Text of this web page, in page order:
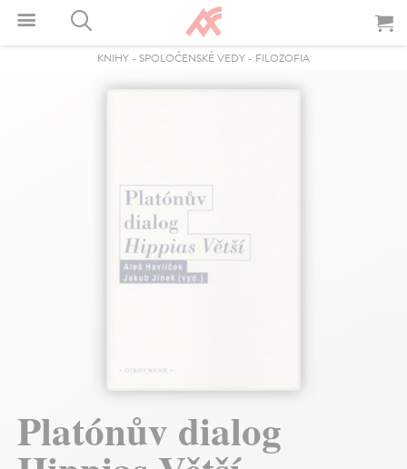
KNIHY - SPOLOČENSKÉ VEDY - FILOZOFIA
Platónův dialog